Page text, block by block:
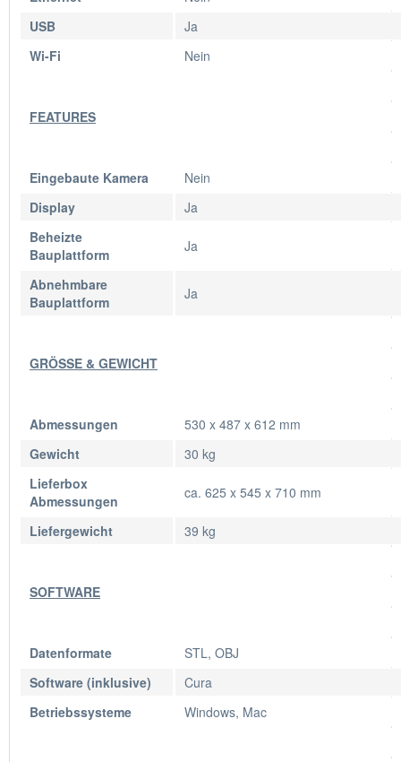
USB
Ja
Wi-Fi
Nein
FEATURES
Eingebaute Kamera
Nein
Display
Ja
Beheizte
Bauplattform
Ja
Abnehmbare
Bauplattform
Ja
GRÖSSE & GEWICHT
Abmessungen
530 x 487 x 612 mm
Gewicht
30 kg
Lieferbox
Abmessungen
ca. 625 x 545 x 710 mm
Liefergewicht 39 kg
SOFTWARE
Datenformate
STL, OBJ
Software (inklusive)
Cura
Betriebssysteme
Windows, Mac